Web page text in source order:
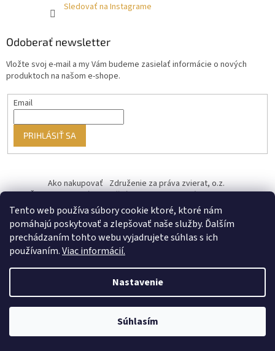
Tento web používa súbory cookie ktoré, ktoré nám
pomáhajú poskytovať a zlepšovať naše služby. Ďalším
prechádzaním tohto webu vyjadrujete súhlas s ich
používaním.Viac informácií.
Nastavenie
Súhlasím
Sledovať na Instagrame
Odoberať newsletter
Vložte svoj e-mail a my Vám budeme zasielať informácie o nových
produktoch na našom e-shope.
Email
PRIHLÁSIŤ SA
Ako nakupovať Združenie za práva zvierat, o.z.
Československý kastračný program Informácie o cookies
od ♥ vybudoval Filip Minár
Vytvoril Shoptet Premium
PREUTULKY.SK. Všetky práva vyhradené.